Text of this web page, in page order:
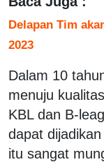
Delapan Tim
2023
Dalam 10
menuju
KBL dan B-
dapat
itu sangat